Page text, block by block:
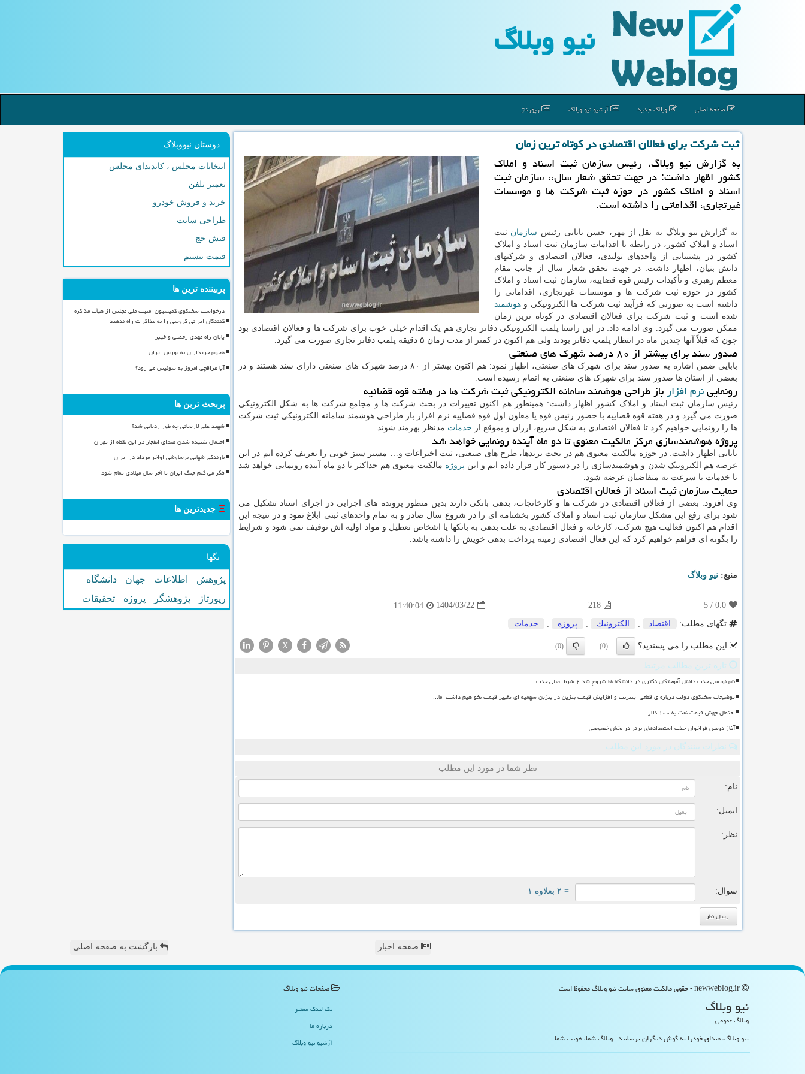
نیو وبلاگ
صفحه اصلی وبلاگ جدید آرشیو نیو وبلاگ رپورتاژ
ثبت شرکت برای فعالان اقتصادی در کوتاه ترین زمان
به گزارش نیو وبلاگ، رئیس سازمان ثبت اسناد و املاک
کشور اظهار داشت: در جهت تحقق شعار سال،، سازمان ثبت
اسناد و املاک کشور در حوزه ثبت شرکت ها و موسسات
غیرتجاری، اقداماتی را داشته است.
به گزارش نیو وبلاگ به نقل از مهر، حسن بابایی رئیس سازمان ثبت
اسناد و املاک کشور، در رابطه با اقدامات سازمان ثبت اسناد و املاک
کشور در پشتیبانی از واحدهای تولیدی، فعالان اقتصادی و شرکتهای
دانش بنیان، اظهار داشت: در جهت تحقق شعار سال از جانب مقام
معظم رهبری و تأکیدات رئیس قوه قضاییه، سازمان ثبت اسناد و املاک
کشور در حوزه ثبت شرکت ها و موسسات غیرتجاری، اقداماتی را
داشته است به صورتی که فرآیند ثبت شرکت ها الکترونیکی وهوشمند
شده است و ثبت شرکت برای فعالان اقتصادی در کوتاه ترین زمان
ممکن صورت می گیرد. وی ادامه داد: در این راستا پلمب الکترونیکی دفاتر تجاری هم یک اقدام خیلی خوب برای شرکت ها و فعالان اقتصادی بود
چون که قبلاً آنها چندین ماه در انتظار پلمب دفاتر بودند ولی هم اکنون در کمتر از مدت زمان ۵ دقیقه پلمب دفاتر تجاری صورت می گیرد.
صدور سند برای بیشتر از ۸۰ درصد شهرک های صنعتی
بابایی ضمن اشاره به صدور سند برای شهرک های صنعتی، اظهار نمود: هم اکنون بیشتر از ۸۰ درصد شهرک های صنعتی دارای سند هستند و در
بعضی از استان ها صدور سند برای شهرک های صنعتی به اتمام رسیده است.
رونمایینرم افزارباز طراحی هوشمند سامانه الکترونیکی ثبت شرکت ها در هفته قوه قضائیه
رئیس سازمان ثبت اسناد و املاک کشور اظهار داشت: همینطور هم اکنون تغییرات در بحث شرکت ها و مجامع شرکت ها به شکل الکترونیکی
صورت می گیرد و در هفته قوه قضاییه با حضور رئیس قوه یا معاون اول قوه قضاییه نرم افزار باز طراحی هوشمند سامانه الکترونیکی ثبت شرکت
ها را رونمایی خواهیم کرد تا فعالان اقتصادی به شکل سریع، ارزان و بموقع از خدمات مدنظر بهرمند شوند.
پروژه هوشمند‎سازی مرکز مالکیت معنوی تا دو ماه آینده رونمایی خواهد شد
بابایی اظهار داشت: در حوزه مالکیت معنوی هم در بحث برندها، طرح های صنعتی، ثبت اختراعات و… مسیر سبز خوبی را تعریف کرده ایم در این
عرصه هم الکترونیک شدن و هوشمندسازی را در دستور کار قرار داده ایم و این پروژه مالکیت معنوی هم حداکثر تا دو ماه آینده رونمایی خواهد شد
تا خدمات با سرعت به متقاضیان عرضه شود.
حمایت سازمان ثبت اسناد از فعالان اقتصادی
وی افزود: بعضی از فعالان اقتصادی در شرکت ها و کارخانجات، بدهی بانکی دارند بدین منظور پرونده های اجرایی در اجرای اسناد تشکیل می
شود برای رفع این مشکل سازمان ثبت اسناد و املاک کشور بخشنامه ای را در شروع سال صادر و به تمام واحدهای ثبتی ابلاغ نمود و در نتیجه این
اقدام هم اکنون فعالیت هیچ شرکت، کارخانه و فعال اقتصادی به علت بدهی به بانکها یا اشخاص تعطیل و مواد اولیه اش توقیف نمی شود و شرایط
را بگونه ای فراهم خواهیم کرد که این فعال اقتصادی زمینه پرداخت بدهی خویش را داشته باشد.
منبع: نیو وبلاگ
0.0
/
5
218
1404/03/22
11:40:04
تگهای مطلب:
اقتصاد الكترونیك پروژه خدمات
این مطلب را می پسندید؟ (0)
(0)
X
تازه ترین مطالب مرتبط
نام نویسی جذب دانش آموختگان دکتری در دانشگاه ها شروع شد ۲ شرط اصلی جذب
توضیحات سخنگوی دولت درباره ی قطعی اینترنت و افزایش قیمت بنزین در بنزین سهمیه ای تغییر قیمت نخواهیم داشت اما...
احتمال جهش قیمت نفت به ۱۰۰ دلار
آغاز دومین فراخوان جذب استعدادهای برتر در بخش خصوصی
نظرات بینندگان در مورد این مطلب
نظر شما در مورد این مطلب
نام:
ایمیل:
نظر:
سوال: = ۲ بعلاوه ۱
دوستان نیووبلاگ
انتخابات مجلس ، کاندیدای مجلس
تعمیر تلفن
خرید و فروش خودرو
طراحی سایت
فیش حج
قیمت بیسیم
پربیننده ترین ها
درخواست سخنگوی کمیسیون امنیت ملی مجلس از هیأت مذاکره
کنندگان ایرانی گروسی را به مذاکرات راه ندهید
پایان راه مهدی رحمتی و خیبر
هجوم خریداران به بورس ایران
آیا عراقچی امروز به سوئیس می رود؟
پربحث ترین ها
شهید علی لاریجانی چه طور ردیابی شد؟
احتمال شنیده شدن صدای انفجار در این نقطه از تهران
بارندگی شهابی برساوشی اواخر مرداد در ایران
فکر می کنم جنگ ایران تا آخر سال میلادی تمام شود
جدیدترین ها
تگها
پژوهش اطلاعات جهان
دانشگاه
رپورتاژ
پژوهشگر پروژه تحقیقات
صفحه اخبار بازگشت به صفحه اصلی
نیو وبلاگ
وبلاگ عمومی
نیو وبلاگ، صدای خودرا به گوش دیگران برسانید : وبلاگ شما، هویت شما
صفحات نیو وبلاگ
بک لینک معتبر
درباره ما
آرشیو نیو وبلاگ